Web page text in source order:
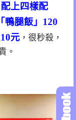
上四樣配
鴨腿飯」120
元 ，很秒殺，
。